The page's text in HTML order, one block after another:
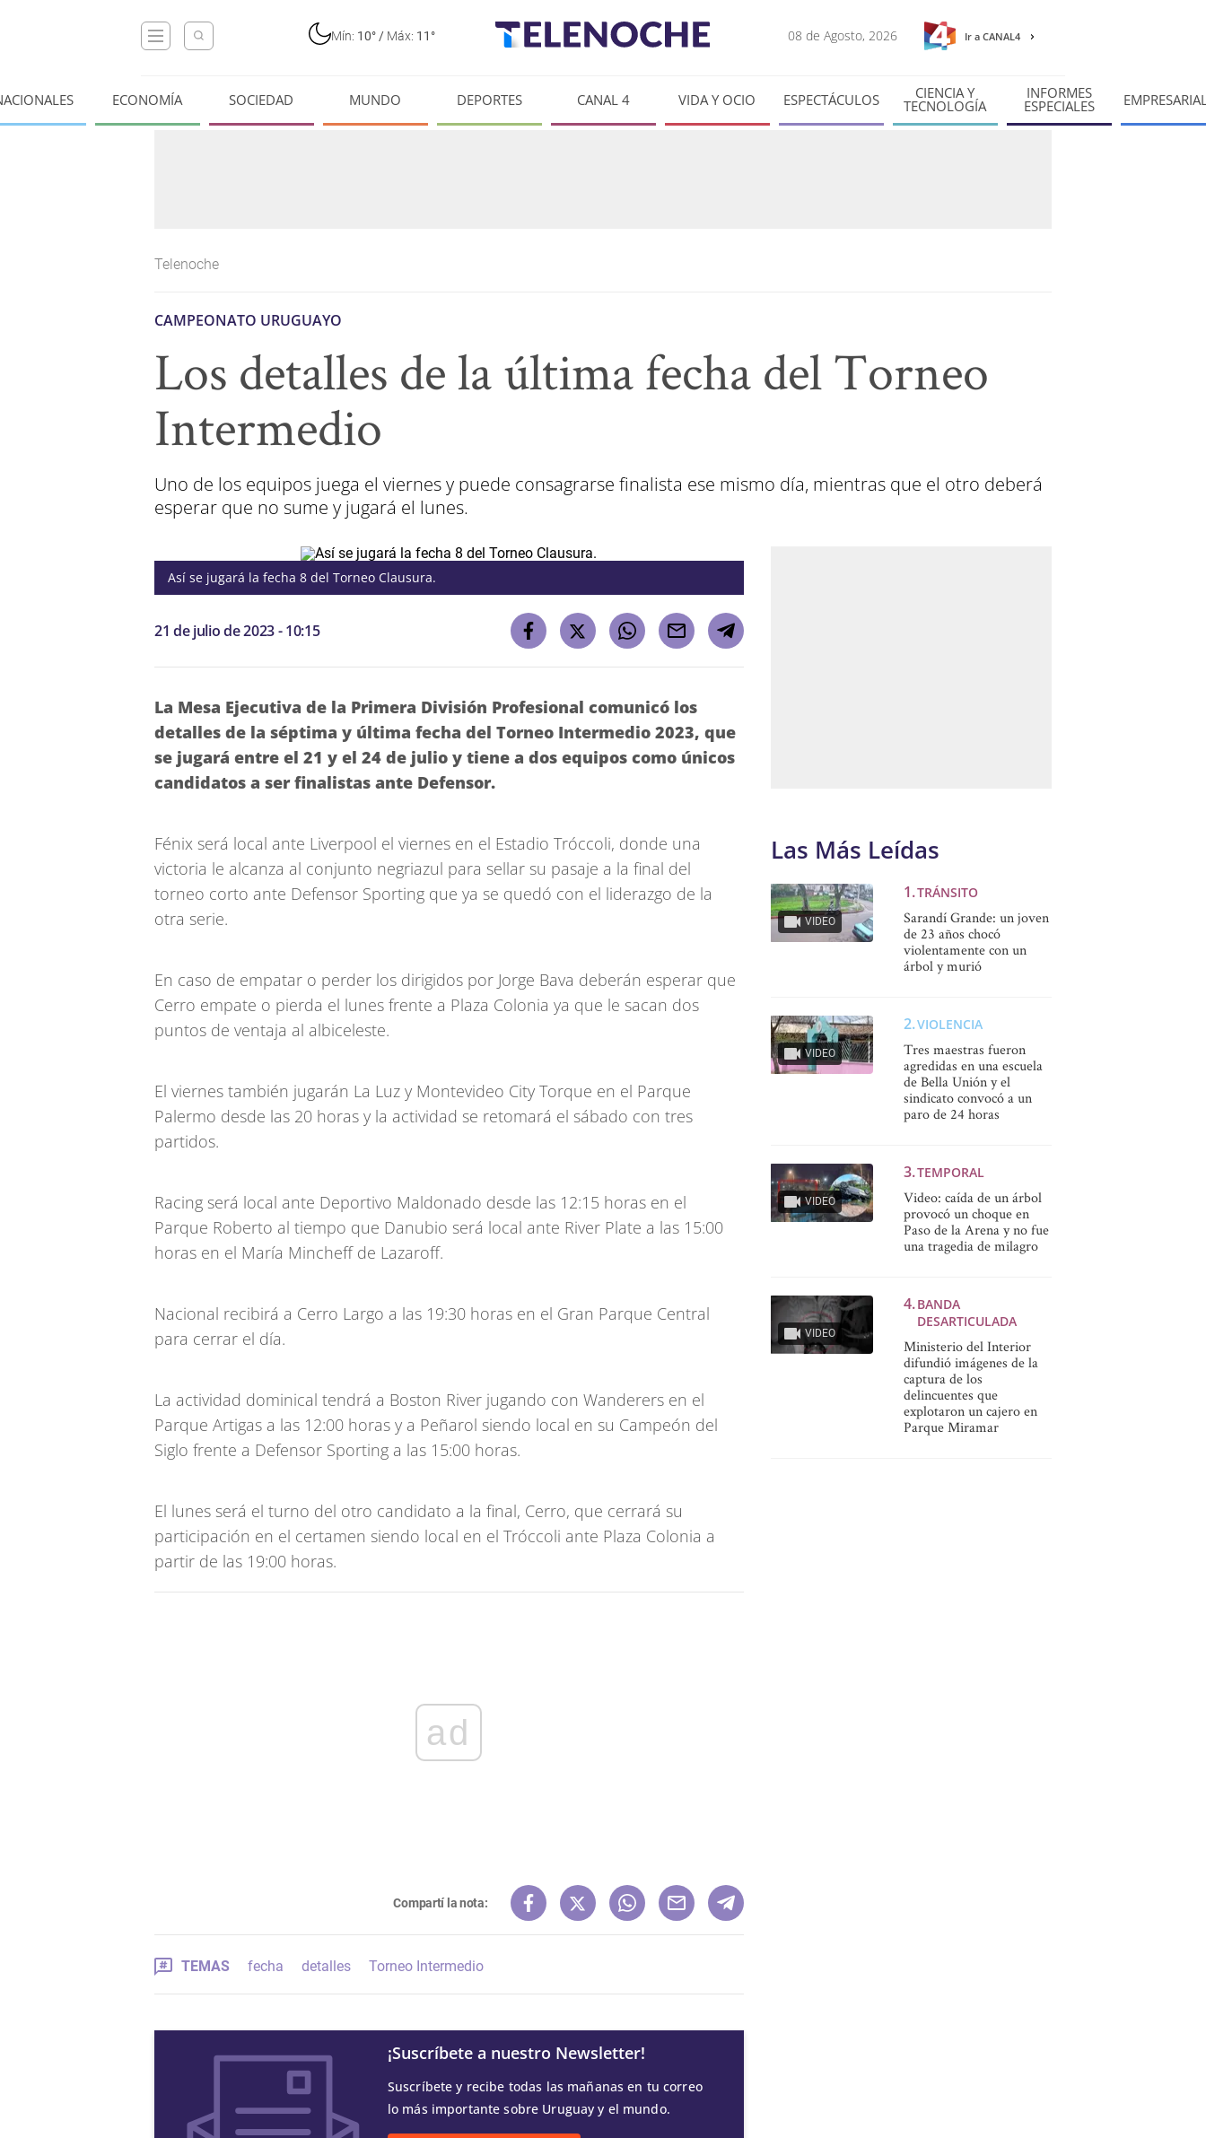
Mín: 10° / Máx: 11° 08 de Agosto, 2026 Ir a CANAL4
ECONOMÍA SOCIEDAD MUNDO DEPORTES CANAL 4 VIDA Y OCIO ESPECTÁCULOS CIENCIA Y
TECNOLOGÍA
INFORMES
ESPECIALES
Telenoche
CAMPEONATO URUGUAYO
Los detalles de la última fecha del Torneo
Intermedio
Uno de los equipos juega el viernes y puede consagrarse finalista ese mismo día, mientras que el otro deberá
esperar que no sume y jugará el lunes.
Así se jugará la fecha 8 del Torneo Clausura.
21 de julio de 2023 - 10:15
La Mesa Ejecutiva de la Primera División Profesional comunicó los
detalles de la séptima y última fecha del Torneo Intermedio 2023, que
se jugará entre el 21 y el 24 de julio y tiene a dos equipos como únicos
candidatos a ser finalistas ante Defensor.
Fénix será local ante Liverpool el viernes en el Estadio Tróccoli, donde una
victoria le alcanza al conjunto negriazul para sellar su pasaje a la final del
torneo corto ante Defensor Sporting que ya se quedó con el liderazgo de la
otra serie.
En caso de empatar o perder los dirigidos por Jorge Bava deberán esperar que
Cerro empate o pierda el lunes frente a Plaza Colonia ya que le sacan dos
puntos de ventaja al albiceleste.
El viernes también jugarán La Luz y Montevideo City Torque en el Parque
Palermo desde las 20 horas y la actividad se retomará el sábado con tres
partidos.
Racing será local ante Deportivo Maldonado desde las 12:15 horas en el
Parque Roberto al tiempo que Danubio será local ante River Plate a las 15:00
horas en el María Mincheff de Lazaroff.
Nacional recibirá a Cerro Largo a las 19:30 horas en el Gran Parque Central
para cerrar el día.
La actividad dominical tendrá a Boston River jugando con Wanderers en el
Parque Artigas a las 12:00 horas y a Peñarol siendo local en su Campeón del
Siglo frente a Defensor Sporting a las 15:00 horas.
El lunes será el turno del otro candidato a la final, Cerro, que cerrará su
participación en el certamen siendo local en el Tróccoli ante Plaza Colonia a
partir de las 19:00 horas.
ad
Compartí la nota:
TEMAS fecha detalles Torneo Intermedio
¡Suscríbete a nuestro Newsletter!
Suscríbete y recibe todas las mañanas en tu correo
lo más importante sobre Uruguay y el mundo.
Las Más Leídas
VIDEO
TRÁNSITO
Sarandí Grande: un joven
de 23 años chocó
violentamente con un
árbol y murió
VIDEO
VIOLENCIA
Tres maestras fueron
agredidas en una escuela
de Bella Unión y el
sindicato convocó a un
paro de 24 horas
VIDEO
TEMPORAL
Video: caída de un árbol
provocó un choque en
Paso de la Arena y no fue
una tragedia de milagro
VIDEO
BANDA
DESARTICULADA
Ministerio del Interior
difundió imágenes de la
captura de los
delincuentes que
explotaron un cajero en
Parque Miramar